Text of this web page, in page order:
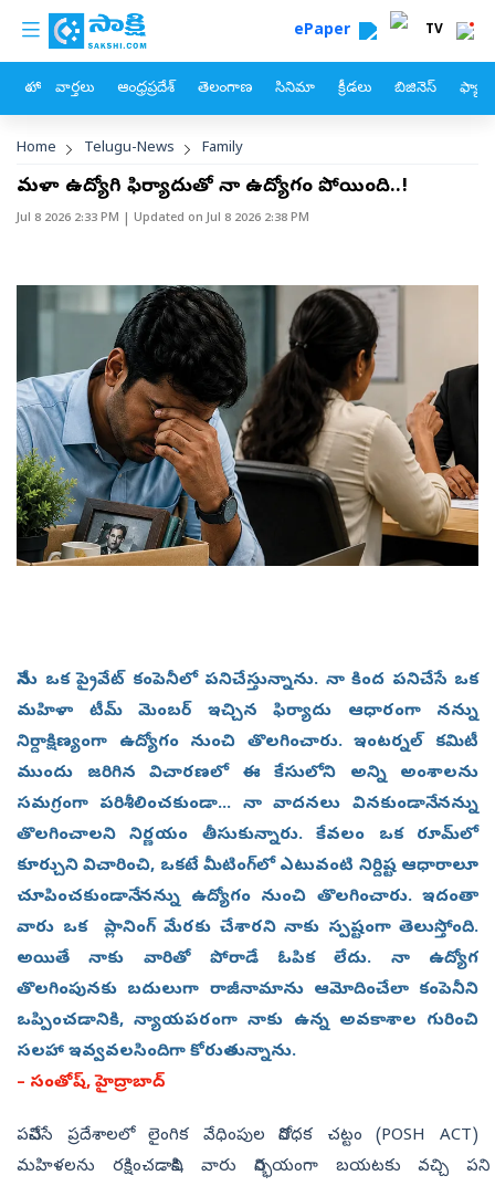
Skip to main content
custom menu ePaper TV
హోం వార్తలు ఆంధ్రప్రదేశ్ తెలంగాణ సినిమా క్రీడలు బిజినెస్
Breadcrumb
Home Telugu-News Family
మహిళా ఉద్యోగి ఫిర్యాదుతో నా ఉద్యోగం పోయింది..!
Jul 8 2026 2:33 PM | Updated onJul 8 2026 2:38 PM
నేను ఒక ప్రైవేట్‌ కంపెనీలో పనిచేస్తున్నాను. నా కింద పనిచేసే ఒక
మహిళా టీమ్‌ మెంబర్‌ ఇచ్చిన ఫిర్యాదు ఆధారంగా నన్ను
నిర్దాక్షిణ్యంగా ఉద్యోగం నుంచి తొలగించారు. ఇంటర్నల్‌ కమిటీ
ముందు జరిగిన విచారణలో ఈ కేసులోని అన్ని అంశాలను
సమగ్రంగా పరిశీలించకుండా... నా వాదనలు వినకుండానే నన్ను
తొలగించాలని నిర్ణయం తీసుకున్నారు. కేవలం ఒక రూమ్‌లో
కూర్చుని విచారించి, ఒకటే మీటింగ్‌లో ఎటువంటి నిర్దిష్ట ఆధారాలూ
చూపించకుండానే నన్ను ఉద్యోగం నుంచి తొలగించారు. ఇదంతా
వారు ఒక ప్లా​నింగ్‌ మేరకు చేశారని నాకు స్పష్టంగా తెలుస్తోంది.
అయితే నాకు వారితో పోరాడే ఓపిక లేదు. నా ఉద్యోగ
తొలగింపునకు బదులుగా రాజీనామాను ఆమోదించేలా కంపెనీని
ఒప్పించడానికి, న్యాయపరంగా నాకు ఉన్న అవకాశాల గురించి
సలహా ఇవ్వవలసిందిగా కోరుతున్నాను.
– సంతోష్, హైద్రాబాద్‌
పనిచేసే ప్రదేశాలలో లైంగిక వేధింపుల నిరోధక చట్టం (POSH ACT)
మహిళలను రక్షించడానికి, వారు నిర్భయంగా బయటకు వచ్చి పని